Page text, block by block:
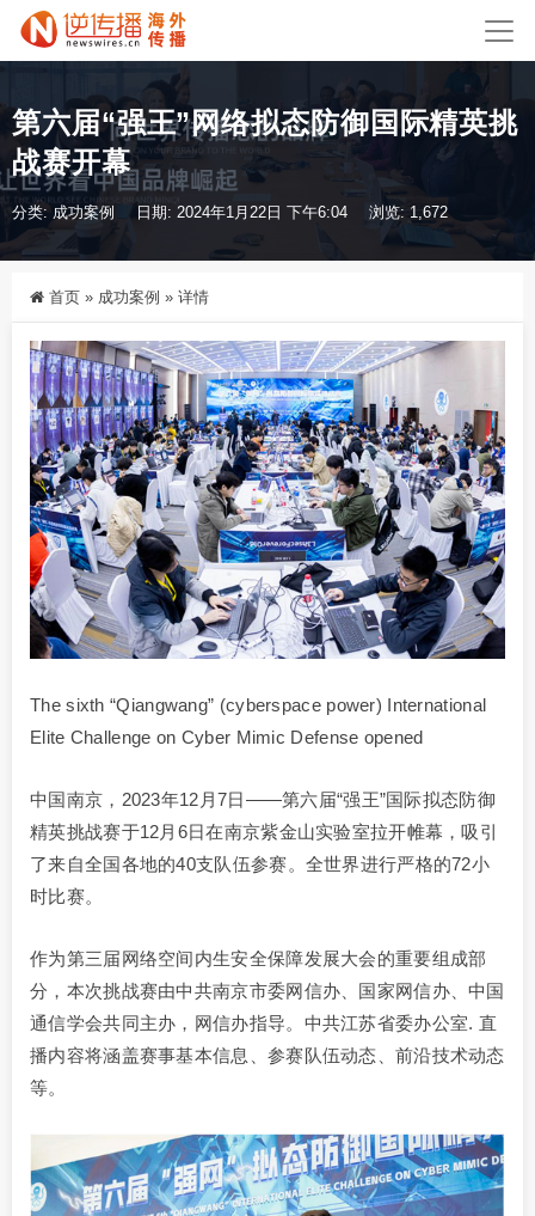
第六届“强王”网络拟态防御国际精英挑
战赛开幕
分类: 成功案例 日期: 2024年1月22日 下午6:04 浏览: 1,672
首页 » 成功案例 » 详情
The sixth “Qiangwang” (cyberspace power) International
Elite Challenge on Cyber Mimic Defense opened
中国南京，2023年12月7日——第六届“强王”国际拟态防御
精英挑战赛于12月6日在南京紫金山实验室拉开帷幕，吸引
了来自全国各地的40支队伍参赛。全世界进行严格的72小
时比赛。
作为第三届网络空间内生安全保障发展大会的重要组成部
分，本次挑战赛由中共南京市委网信办、国家网信办、中国
通信学会共同主办，网信办指导。中共江苏省委办公室. 直
播内容将涵盖赛事基本信息、参赛队伍动态、前沿技术动态
等。